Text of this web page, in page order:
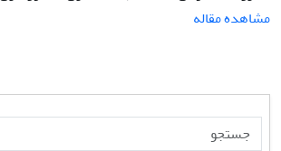
مشاهده مقاله